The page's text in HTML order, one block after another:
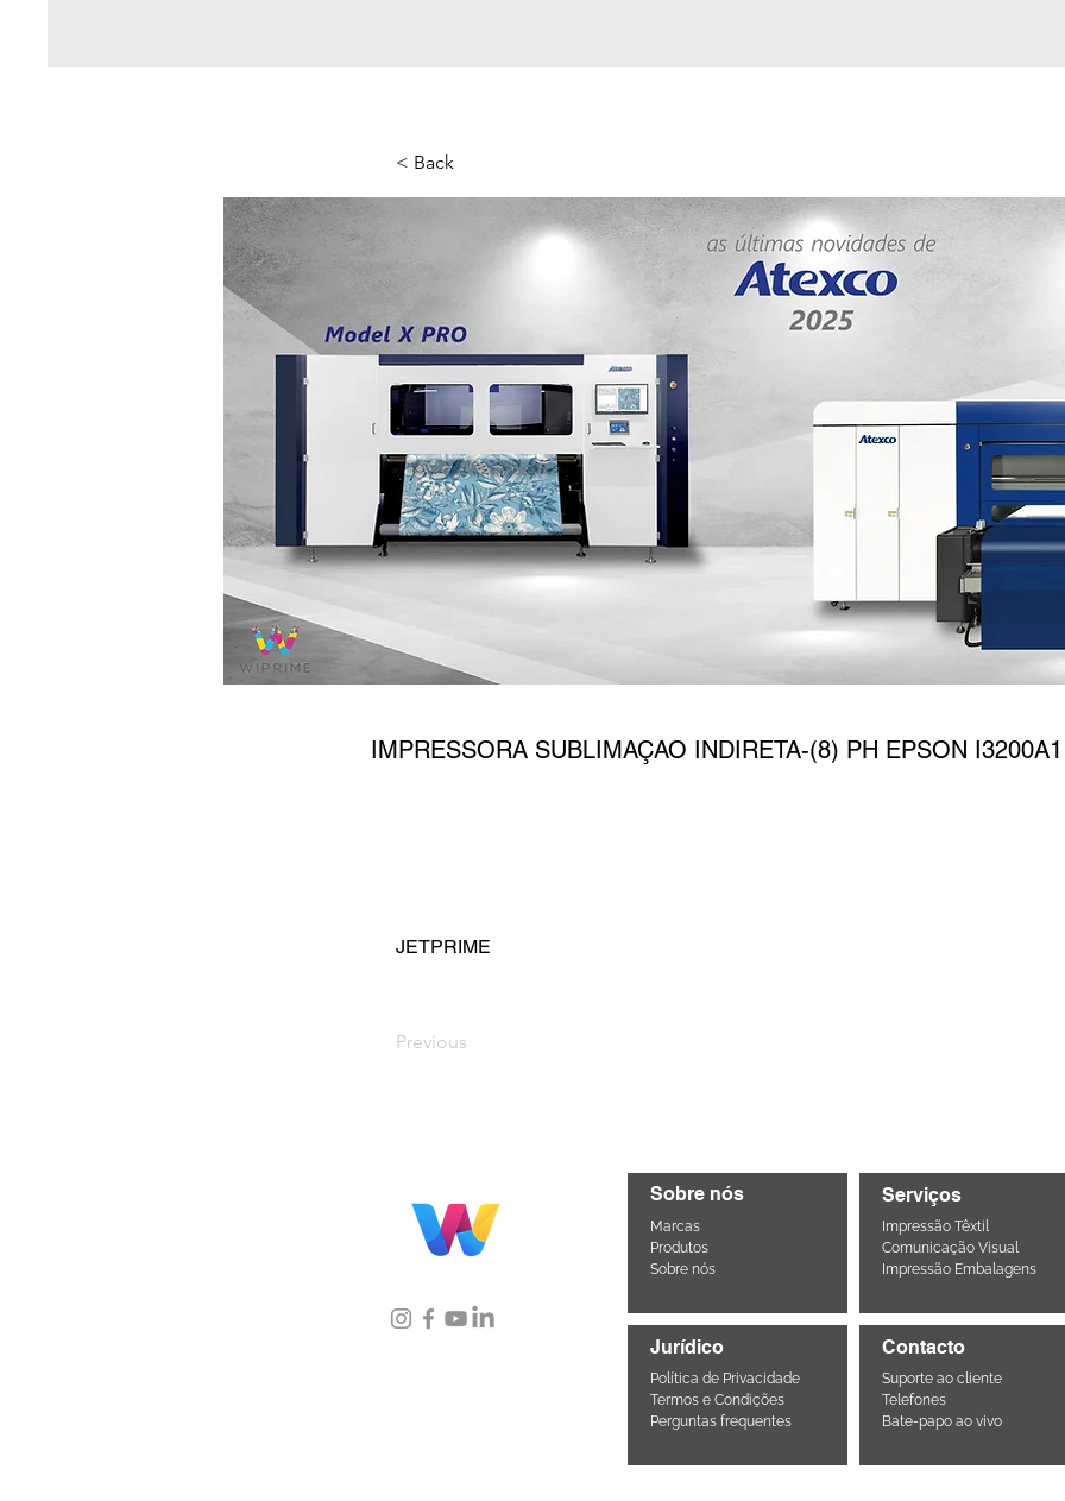
< Back
JETPRIME PLUS8 F1808
IMPRESSORA SUBLIMAÇAO INDIRETA-(8) PH EPSON
JETPRIME
Previous
Sobre nós
Marcas
Produtos
Sobre nós
Jurídico
Política de Privacidade
Termos e Condições
Perguntas frequentes
Serviços
Impressão Têxtil
Comunicação Visual
Impressão Embalagens
Contacto
Suporte ao cliente
Telefones
Bate-papo ao vivo